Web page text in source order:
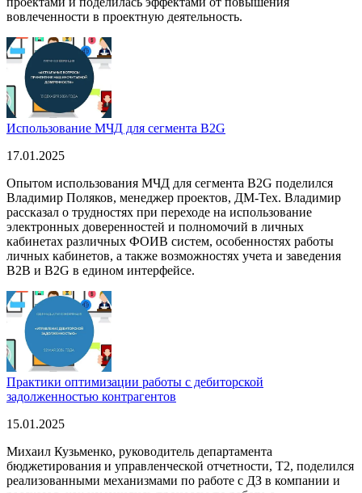
вовлеченности в проектную деятельность.
Использование МЧД для сегмента B2G
17.01.2025
Опытом использования МЧД для сегмента B2G поделился
Владимир Поляков, менеджер проектов, ДМ-Тех. Владимир
рассказал о трудностях при переходе на использование
электронных доверенностей и полномочий в личных
кабинетах различных ФОИВ систем, особенностях работы
личных кабинетов, а также возможностях учета и заведения
B2B и B2G в едином интерфейсе.
Практики оптимизации работы с дебиторской
задолженностью контрагентов
15.01.2025
Михаил Кузьменко, руководитель департамента
бюджетирования и управленческой отчетности, T2, поделился
реализованными механизмами по работе с ДЗ в компании и